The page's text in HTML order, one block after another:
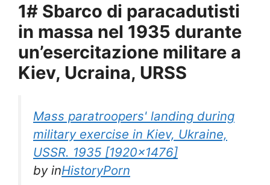
1# Sbarco di paracadutisti
in massa nel 1935 durante
un’esercitazione militare a
Kiev, Ucraina, URSS
Mass paratroopers' landing during
military exercise in Kiev, Ukraine,
USSR. 1935 [1920×1476]
byinHistoryPorn